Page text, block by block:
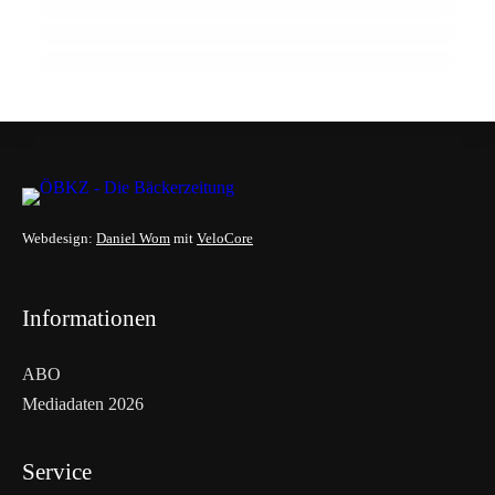
Webdesign: Daniel Wom mit VeloCore
Informationen
ABO
Mediadaten 2026
Service